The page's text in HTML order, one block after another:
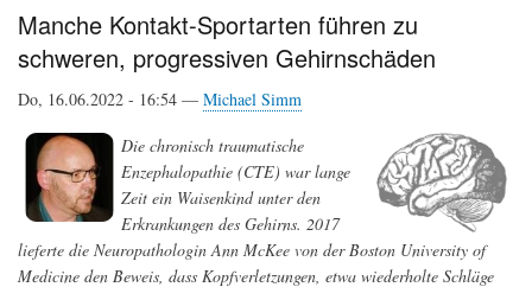
Manche Kontakt-Sportarten führen zu
schweren, progressiven Gehirnschäden
Do, 16.06.2022 - 16:54 — Michael Simm
Die chronisch traumatische
Enzephalopathie (CTE) war lange
Zeit ein Waisenkind unter den
Erkrankungen des Gehirns. 2017
lieferte die Neuropathologin Ann McKee von der Boston University of
Medicine den Beweis, dass Kopfverletzungen, etwa wiederholte Schläge